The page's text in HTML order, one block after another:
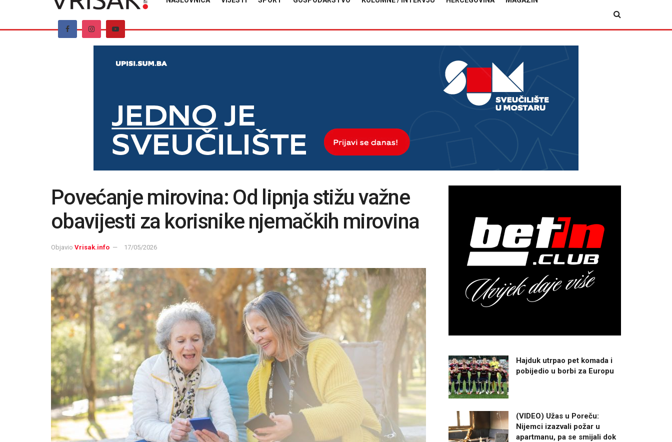
Povećanje mirovina: Od lipnja stižu važne
obavijesti za korisnike njemačkih mirovina
Objavio Vrisak.info 17/05/2026
Hajduk utrpao pet komada i
pobijedio u borbi za Europu
(VIDEO) Užas u Poreču:
Nijemci izazvali požar u
apartmanu, pa se smijali dok